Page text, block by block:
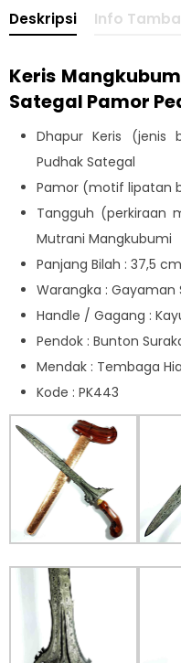
Deskripsi Info
Keris
Sategal Pamor
Dhapur Keris (jenis
Pudhak Sategal
Pamor (motif lipatan
Tangguh (perkiraan
Mutrani Mangkubumi
Panjang Bilah : 37,5 cm
Warangka : Gayaman
Handle / Gagang :
Pendok : Bunton
Mendak : Tembaga
Kode : PK443